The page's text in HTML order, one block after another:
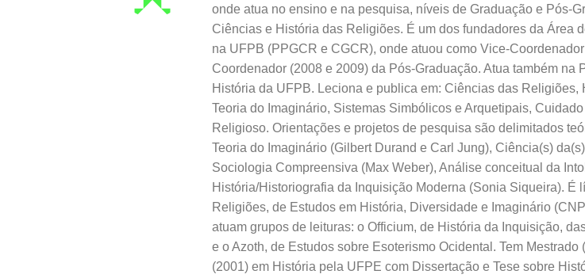
onde atua no ensino e na pesquisa, níveis de Graduação e Pós-
Ciências e História das Religiões. É um dos fundadores da Área
na UFPB (PPGCR e CGCR), onde atuou como Vice-
Coordenador (2008 e 2009) da Pós-Graduação. Atua também na
História da UFPB. Leciona e publica em: Ciências das Religiões,
Teoria do Imaginário, Sistemas Simbólicos e Arquetipais,
Religioso. Orientações e projetos de pesquisa são delimitados
Teoria do Imaginário (Gilbert Durand e Carl Jung), Ciência(s)
Sociologia Compreensiva (Max Weber), Análise conceitual da
História/Historiografia da Inquisição Moderna (Sonia Siqueira). É
Religiões, de Estudos em História, Diversidade e Imaginário
atuam grupos de leituras: o Officium, de História da Inquisição,
e o Azoth, de Estudos sobre Esoterismo Ocidental. Tem Mestrado
(2001) em História pela UFPE com Dissertação e Tese sobre